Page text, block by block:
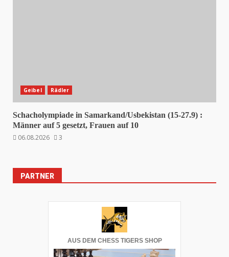
Geibel Rädler
Schacholympiade in Samarkand/Usbekistan (15-27.9) :
Männer auf 5 gesetzt, Frauen auf 10
06.08.2026
3
PARTNER
AUS DEM CHESS TIGERS SHOP